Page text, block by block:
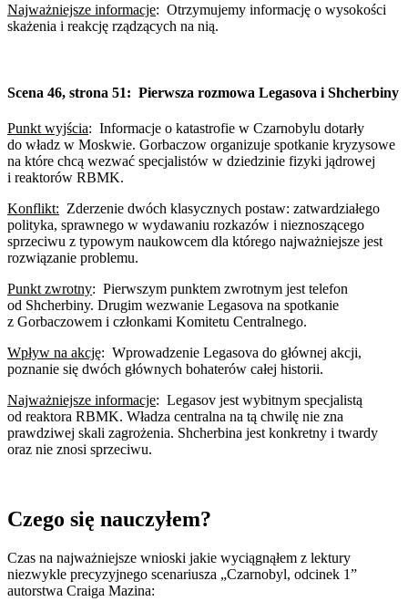
Najważniejsze informacje: Otrzymujemy informację o wysokości
skażenia i reakcję rządzących na nią.
Scena 46, strona 51: Pierwsza rozmowa Legasova i Shcherbiny
Punkt wyjścia: Informacje o katastrofie w Czarnobylu dotarły
do władz w Moskwie. Gorbaczow organizuje spotkanie kryzysowe
na które chcą wezwać specjalistów w dziedzinie fizyki jądrowej
i reaktorów RBMK.
Konflikt: Zderzenie dwóch klasycznych postaw: zatwardziałego
polityka, sprawnego w wydawaniu rozkazów i nieznoszącego
sprzeciwu z typowym naukowcem dla którego najważniejsze jest
rozwiązanie problemu.
Punkt zwrotny: Pierwszym punktem zwrotnym jest telefon
od Shcherbiny. Drugim wezwanie Legasova na spotkanie
z Gorbaczowem i członkami Komitetu Centralnego.
Wpływ na akcję: Wprowadzenie Legasova do głównej akcji,
poznanie się dwóch głównych bohaterów całej historii.
Najważniejsze informacje: Legasov jest wybitnym specjalistą
od reaktora RBMK. Władza centralna na tą chwilę nie zna
prawdziwej skali zagrożenia. Shcherbina jest konkretny i twardy
oraz nie znosi sprzeciwu.
Czego się nauczyłem?
Czas na najważniejsze wnioski jakie wyciągnąłem z lektury
niezwykle precyzyjnego scenariusza „Czarnobyl, odcinek 1”
autorstwa Craiga Mazina: